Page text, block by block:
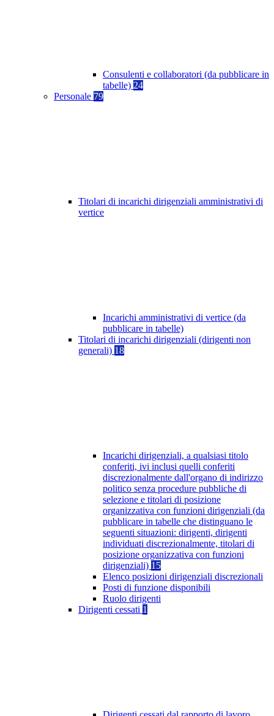
Consulenti e collaboratori (da pubblicare in
tabelle) 24
Personale 79
Titolari di incarichi dirigenziali amministrativi di
vertice
Incarichi amministrativi di vertice (da
pubblicare in tabelle)
Titolari di incarichi dirigenziali (dirigenti non
generali) 18
Incarichi dirigenziali, a qualsiasi titolo
conferiti, ivi inclusi quelli conferiti
discrezionalmente dall'organo di indirizzo
politico senza procedure pubbliche di
selezione e titolari di posizione
organizzativa con funzioni dirigenziali (da
pubblicare in tabelle che distinguano le
seguenti situazioni: dirigenti, dirigenti
individuati discrezionalmente, titolari di
posizione organizzativa con funzioni
dirigenziali) 15
Elenco posizioni dirigenziali discrezionali
Posti di funzione disponibili
Ruolo dirigenti
Dirigenti cessati 1